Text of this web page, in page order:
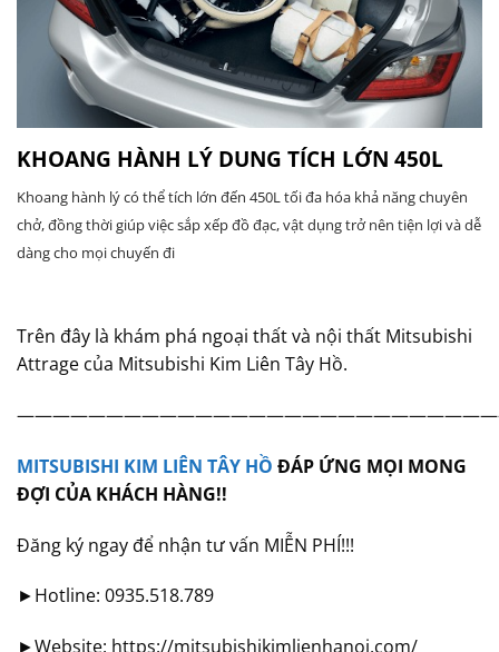
KHOANG HÀNH LÝ DUNG TÍCH LỚN 450L
Khoang hành lý có thể tích lớn đến 450L tối đa hóa khả năng chuyên
chở, đồng thời giúp việc sắp xếp đồ đạc, vật dụng trở nên tiện lợi và dễ
dàng cho mọi chuyến đi
Trên đây là khám phá ngoại thất và nội thất Mitsubishi
Attrage của Mitsubishi Kim Liên Tây Hồ.
MITSUBISHI KIM LIÊN TÂY HỒ ĐÁP ỨNG MỌI MONG
ĐỢI CỦA KHÁCH HÀNG!!
Đăng ký ngay để nhận tư vấn MIỄN PHÍ!!!
►Hotline: 0935.518.789
►Website: https://mitsubishikimlienhanoi.com/